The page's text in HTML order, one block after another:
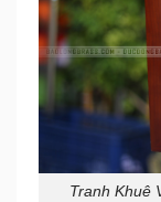
Tranh Khuê